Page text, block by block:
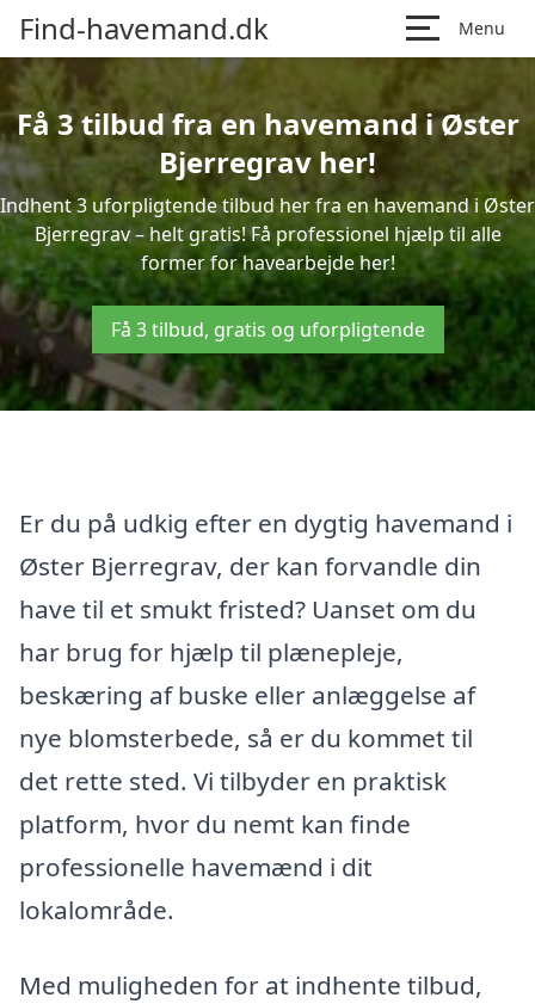
Find-havemand.dk Menu
Få 3 tilbud fra en havemand i Øster
Bjerregrav her!
Indhent 3 uforpligtende tilbud her fra en havemand i Øster
Bjerregrav – helt gratis! Få professionel hjælp til alle
former for havearbejde her!
Få 3 tilbud, gratis og uforpligtende
Er du på udkig efter en dygtig havemand i
Øster Bjerregrav, der kan forvandle din
have til et smukt fristed? Uanset om du
har brug for hjælp til plænepleje,
beskæring af buske eller anlæggelse af
nye blomsterbede, så er du kommet til
det rette sted. Vi tilbyder en praktisk
platform, hvor du nemt kan finde
professionelle havemænd i dit
lokalområde.
Med muligheden for at indhente tilbud,